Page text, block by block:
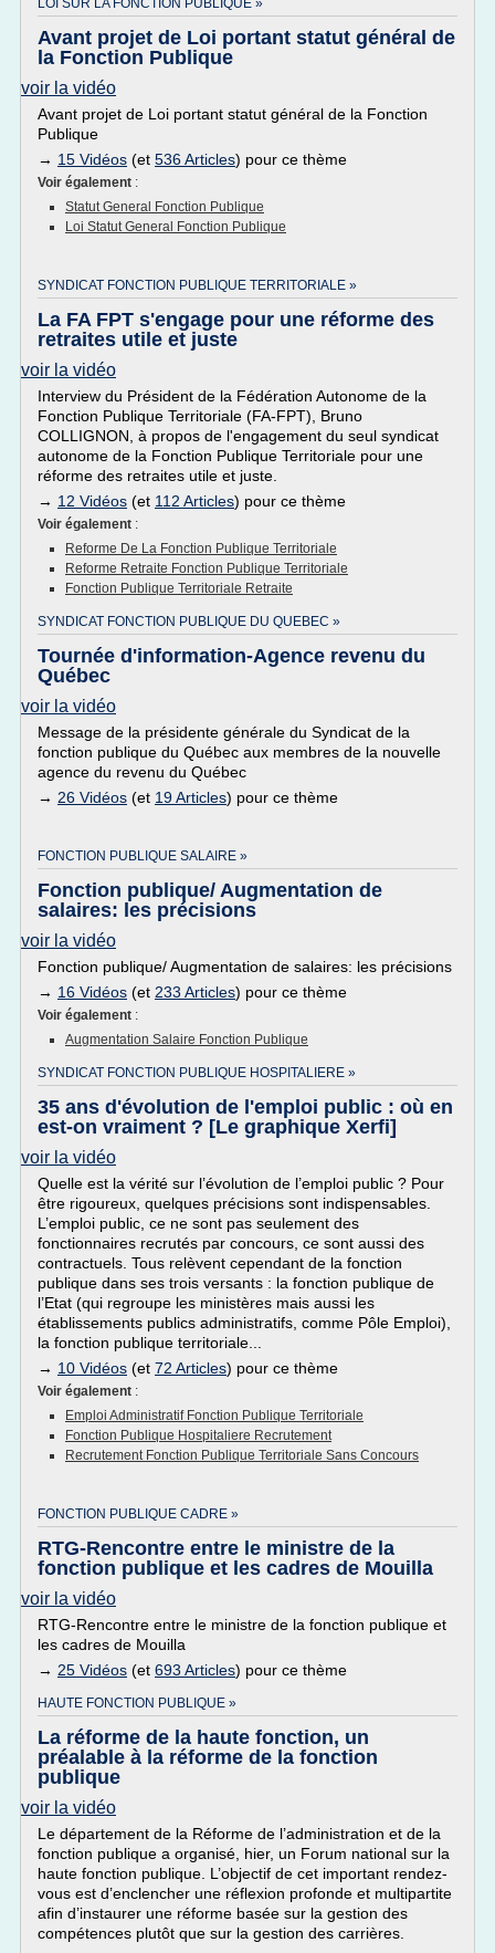
LOI SUR LA FONCTION PUBLIQUE »
Avant projet de Loi portant statut général de
la Fonction Publique
voir la vidéo
Avant projet de Loi portant statut général de la Fonction
Publique
→ 15 Vidéos (et 536 Articles) pour ce thème
Voir également :
Statut General Fonction Publique
Loi Statut General Fonction Publique
SYNDICAT FONCTION PUBLIQUE TERRITORIALE »
La FA FPT s'engage pour une réforme des
retraites utile et juste
voir la vidéo
Interview du Président de la Fédération Autonome de la
Fonction Publique Territoriale (FA-FPT), Bruno
COLLIGNON, à propos de l'engagement du seul syndicat
autonome de la Fonction Publique Territoriale pour une
réforme des retraites utile et juste.
→ 12 Vidéos (et 112 Articles) pour ce thème
Voir également :
Reforme De La Fonction Publique Territoriale
Reforme Retraite Fonction Publique Territoriale
Fonction Publique Territoriale Retraite
SYNDICAT FONCTION PUBLIQUE DU QUEBEC »
Tournée d'information-Agence revenu du
Québec
voir la vidéo
Message de la présidente générale du Syndicat de la
fonction publique du Québec aux membres de la nouvelle
agence du revenu du Québec
→ 26 Vidéos (et 19 Articles) pour ce thème
FONCTION PUBLIQUE SALAIRE »
Fonction publique/ Augmentation de
salaires: les précisions
voir la vidéo
Fonction publique/ Augmentation de salaires: les précisions
→ 16 Vidéos (et 233 Articles) pour ce thème
Voir également :
Augmentation Salaire Fonction Publique
SYNDICAT FONCTION PUBLIQUE HOSPITALIERE »
35 ans d'évolution de l'emploi public : où en
est-on vraiment ? [Le graphique Xerfi]
voir la vidéo
Quelle est la vérité sur l’évolution de l’emploi public ? Pour
être rigoureux, quelques précisions sont indispensables.
L’emploi public, ce ne sont pas seulement des
fonctionnaires recrutés par concours, ce sont aussi des
contractuels. Tous relèvent cependant de la fonction
publique dans ses trois versants : la fonction publique de
l’Etat (qui regroupe les ministères mais aussi les
établissements publics administratifs, comme Pôle Emploi),
la fonction publique territoriale...
→ 10 Vidéos (et 72 Articles) pour ce thème
Voir également :
Emploi Administratif Fonction Publique Territoriale
Fonction Publique Hospitaliere Recrutement
Recrutement Fonction Publique Territoriale Sans Concours
FONCTION PUBLIQUE CADRE »
RTG-Rencontre entre le ministre de la
fonction publique et les cadres de Mouilla
voir la vidéo
RTG-Rencontre entre le ministre de la fonction publique et
les cadres de Mouilla
→ 25 Vidéos (et 693 Articles) pour ce thème
HAUTE FONCTION PUBLIQUE »
La réforme de la haute fonction, un
préalable à la réforme de la fonction
publique
voir la vidéo
Le département de la Réforme de l’administration et de la
fonction publique a organisé, hier, un Forum national sur la
haute fonction publique. L’objectif de cet important rendez-
vous est d’enclencher une réflexion profonde et multipartite
afin d’instaurer une réforme basée sur la gestion des
compétences plutôt que sur la gestion des carrières.